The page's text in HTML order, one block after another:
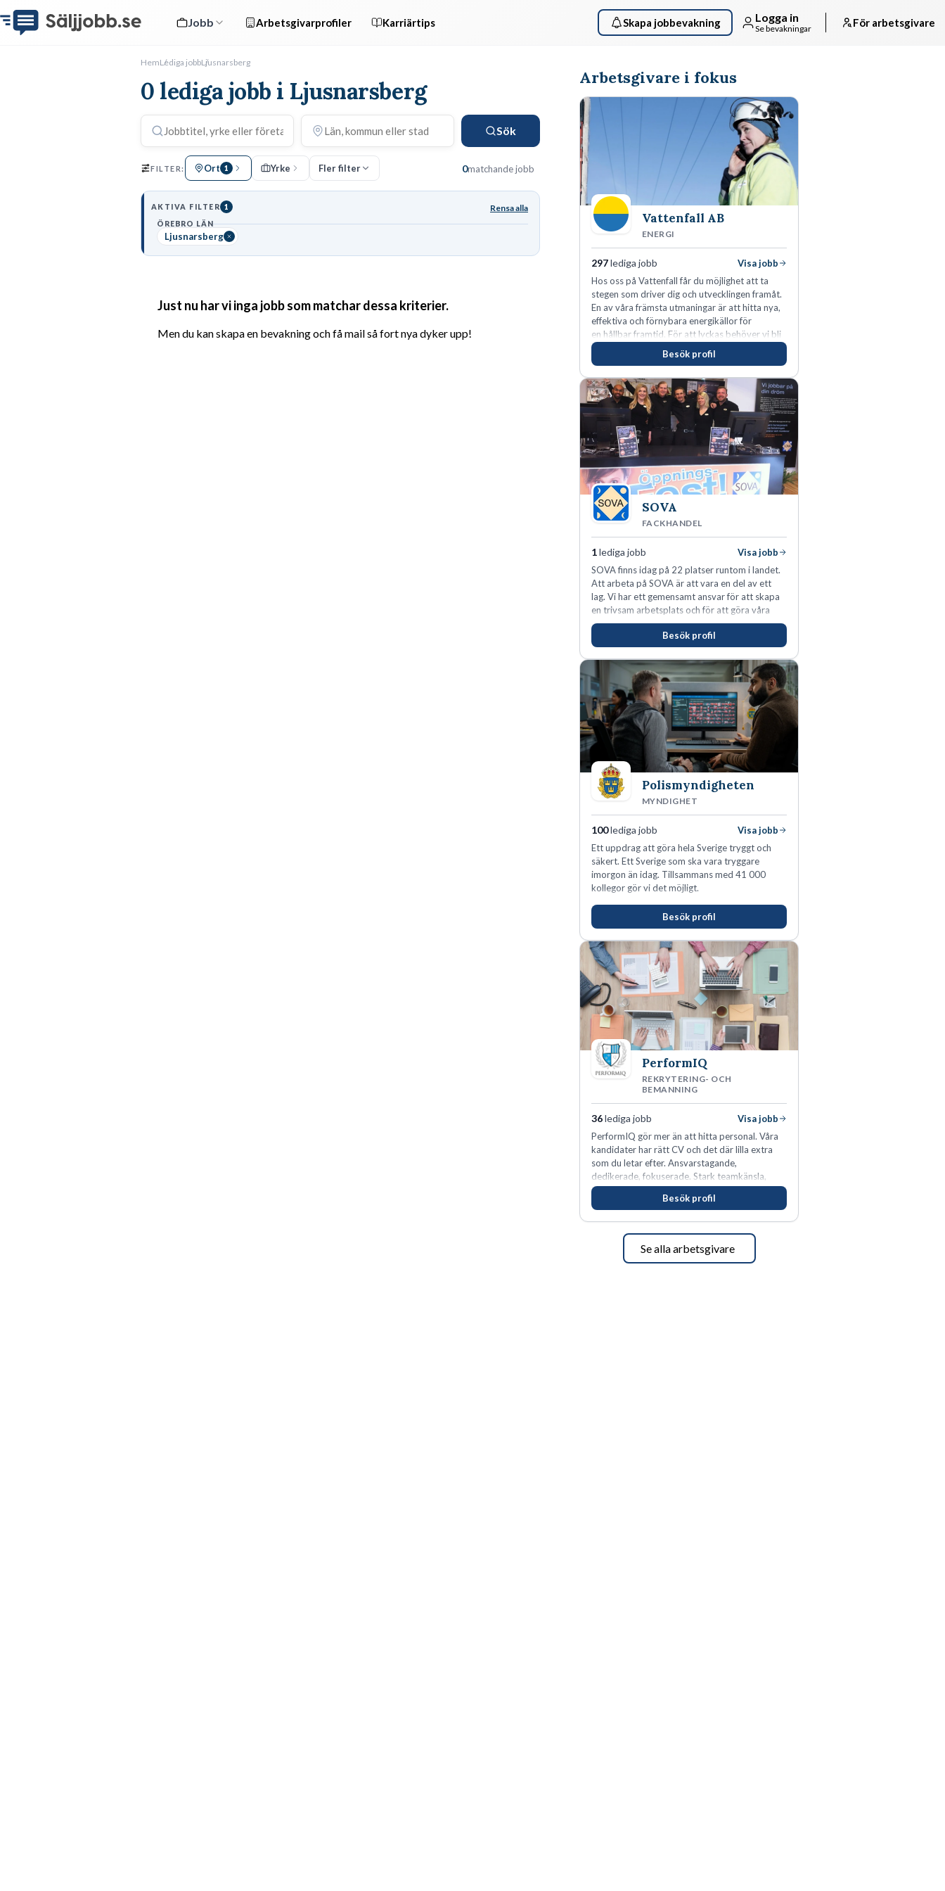
Jobb Arbetsgivarprofiler Karriärtips Skapa jobbevakning Logga in
Se bevakningar För arbetsgivare
HemLediga jobbLjusnarsberg
0 lediga jobb i Ljusnarsberg
Sök
FILTER: Ort 1 Yrke Fler filter 0matchande jobb
AKTIVA FILTER 1 Rensa alla
ÖREBRO LÄN
Ljusnarsberg
Just nu har vi inga jobb som matchar dessa kriterier.
Men du kan skapa en bevakning och få mail så fort nya dyker upp!
Arbetsgivare i fokus
Vattenfall AB
ENERGI
297lediga jobb
Visa jobb
Hos oss på Vattenfall får du möjlighet att ta
stegen som driver dig och utvecklingen framåt.
En av våra främsta utmaningar är att hitta nya,
effektiva och förnybara energikällor för
en hållbar framtid. För att lyckas behöver vi bli
fler medarbetare som vill göra skillnad.
Besök profil
SOVA
FACKHANDEL
1lediga jobb
Visa jobb
SOVA finns idag på 22 platser runtom i landet.
Att arbeta på SOVA är att vara en del av ett
lag. Vi har ett gemensamt ansvar för att skapa
en trivsam arbetsplats och för att göra våra
kunder nöjda. Som medarbetare hos oss
förväntas du visa engagemang, öppenhet,
ansvar och respekt.
Besök profil
Polismyndigheten
MYNDIGHET
100lediga jobb
Visa jobb
Ett uppdrag att göra hela Sverige tryggt och
säkert. Ett Sverige som ska vara tryggare
imorgon än idag. Tillsammans med 41 000
kollegor gör vi det möjligt.
Besök profil
PerformIQ
REKRYTERING- OCH
BEMANNING
36lediga jobb
Visa jobb
PerformIQ gör mer än att hitta personal. Våra
kandidater har rätt CV och det där lilla extra
som du letar efter. Ansvarstagande,
dedikerade, fokuserade. Stark teamkänsla,
vinnarinstinkt och hälsomedvetna. Vi kallar det
för idrottens egenskaper.
Besök profil
Se alla arbetsgivare